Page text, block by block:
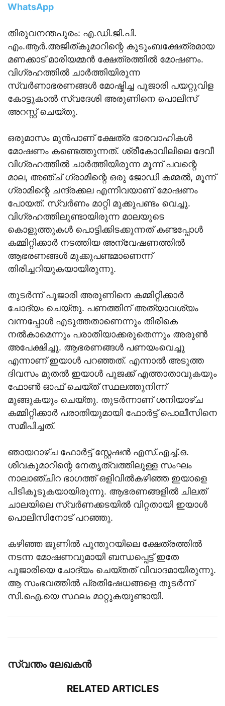
WhatsApp
തിരുവനന്തപുരം: എ.ഡി.ജി.പി.
എം.ആർ.അജിത്കുമാറിന്റെ കുടുംബക്ഷേത്രമായ
മണക്കാട് മാരിയമ്മൻ ക്ഷേത്രത്തിൽ മോഷണം.
വിഗ്രഹത്തിൽ ചാർത്തിയിരുന്ന
സ്വർണാഭരണങ്ങൾ മോഷ്ടിച്ച പൂജാരി പയറ്റുവിള
കോട്ടുകാൽ സ്വദേശി അരുണിനെ പൊലീസ്
അറസ്റ്റ് ചെയ്തു.
ഒരുമാസം മുൻപാണ് ക്ഷേത്ര ഭാരവാഹികൾ
മോഷണം കണ്ടെത്തുന്നത്. ശ്രീകോവിലിലെ ദേവീ
വിഗ്രഹത്തിൽ ചാർത്തിയിരുന്ന മൂന്ന് പവന്റെ
മാല, അഞ്ച് ഗ്രാമിന്റെ ഒരു ജോഡി കമ്മൽ, മൂന്ന്
ഗ്രാമിന്റെ ചന്ദ്രക്കല എന്നിവയാണ് മോഷണം
പോയത്. സ്വർണം മാറ്റി മുക്കുപണ്ടം വെച്ചു.
വിഗ്രഹത്തിലുണ്ടായിരുന്ന മാലയുടെ
കൊളുത്തുകൾ പൊട്ടിക്കിടക്കുന്നത് കണ്ടപ്പോൾ
കമ്മിറ്റിക്കാർ നടത്തിയ അന്വേഷണത്തിൽ
ആഭരണങ്ങൾ മുക്കുപണ്ടമാണെന്ന്
തിരിച്ചറിയുകയായിരുന്നു.
തുടർന്ന് പൂജാരി അരുണിനെ കമ്മിറ്റിക്കാർ
ചോദ്യം ചെയ്തു. പണത്തിന് അത്യാവശ്യം
വന്നപ്പോൾ എടുത്തതാണെന്നും തിരികെ
നൽകാമെന്നും പരാതിയാക്കരുതെന്നും അരുൺ
അപേക്ഷിച്ചു. ആഭരണങ്ങൾ പണയംവെച്ചു
എന്നാണ് ഇയാൾ പറഞ്ഞത്. എന്നാൽ അടുത്ത
ദിവസം മുതൽ ഇയാൾ പൂജക്ക് എത്താതാവുകയും
ഫോൺ ഓഫ് ചെയ്ത് സ്ഥലത്തുനിന്ന്
മുങ്ങുകയും ചെയ്തു. തുടർന്നാണ് ശനിയാഴ്ച
കമ്മിറ്റിക്കാർ പരാതിയുമായി ഫോർട്ട് പൊലീസിനെ
സമീപിച്ചത്.
ഞായറാഴ്ച ഫോർട്ട് സ്റ്റേഷൻ എസ്.എച്ച്.ഒ.
ശിവകുമാറിന്റെ നേതൃത്വത്തിലുള്ള സംഘം
നാലാഞ്ചിറ ഭാഗത്ത് ഒളിവിൽകഴിഞ്ഞ ഇയാളെ
പിടികൂടുകയായിരുന്നു. ആഭരണങ്ങളിൽ ചിലത്
ചാലയിലെ സ്വർണക്കടയിൽ വിറ്റതായി ഇയാൾ
പൊലീസിനോട് പറഞ്ഞു.
കഴിഞ്ഞ ജൂണിൽ പൂന്തുറയിലെ ക്ഷേത്രത്തിൽ
നടന്ന മോഷണവുമായി ബന്ധപ്പെട്ട് ഇതേ
പൂജാരിയെ ചോദ്യം ചെയ്തത് വിവാദമായിരുന്നു.
ആ സംഭവത്തിൽ പ്രതിഷേധങ്ങളെ തുടർന്ന്
സി.ഐ.യെ സ്ഥലം മാറ്റുകയുണ്ടായി.
സ്വന്തം ലേഖകന്‍
RELATED ARTICLES